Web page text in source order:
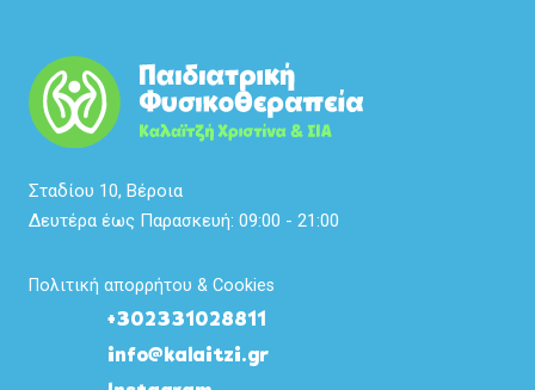
Σταδίου 10, Βέροια
Δευτέρα έως Παρασκευή: 09:00 - 21:00
Πολιτική απορρήτου & Cookies
+302331028811
info@kalaitzi.gr